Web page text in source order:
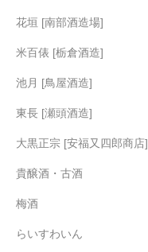
花垣 [南部酒造場]
米百俵 [栃倉酒造]
池月 [鳥屋酒造]
東長 [瀬頭酒造]
大黒正宗 [安福又四郎商店]
貴醸酒・古酒
梅酒
らいすわいん